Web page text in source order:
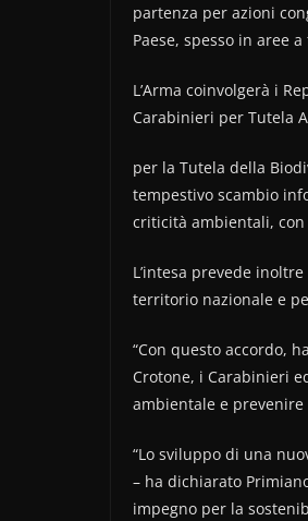
partenza per azioni
Paese, spesso in aree
L’Arma coinvolgerà i
Carabinieri per Tutela
per la Tutela della
tempestivo scambio
criticità ambientali,
L’intesa prevede
territorio nazionale e
“Con questo accordo,
Crotone, i Carabinieri
ambientale e
“Lo sviluppo di una
– ha dichiarato
impegno per la